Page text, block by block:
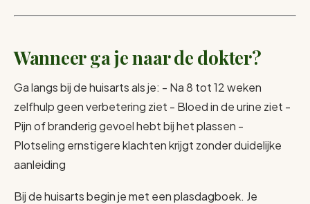
Wanneer ga je naar de dokter?
Ga langs bij de huisarts als je: - Na 8 tot 12 weken
zelfhulp geen verbetering ziet - Bloed in de urine ziet -
Pijn of branderig gevoel hebt bij het plassen -
Plotseling ernstigere klachten krijgt zonder duidelijke
aanleiding
Bij de huisarts begin je met een plasdagboek. Je